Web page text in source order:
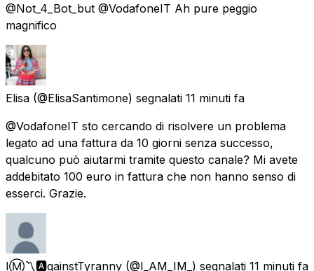
@Not_4_Bot_but @VodafoneIT Ah pure peggio
magnifico
Elisa (@ElisaSantimone) segnalati 11 minuti fa
@VodafoneIT sto cercando di risolvere un problema
legato ad una fattura da 10 giorni senza successo,
qualcuno può aiutarmi tramite questo canale? Mi avete
addebitato 100 euro in fattura che non hanno senso di
esserci. Grazie.
IⓂ〽🅰gainstTyranny (@I_AM_IM_) segnalati 11 minuti fa